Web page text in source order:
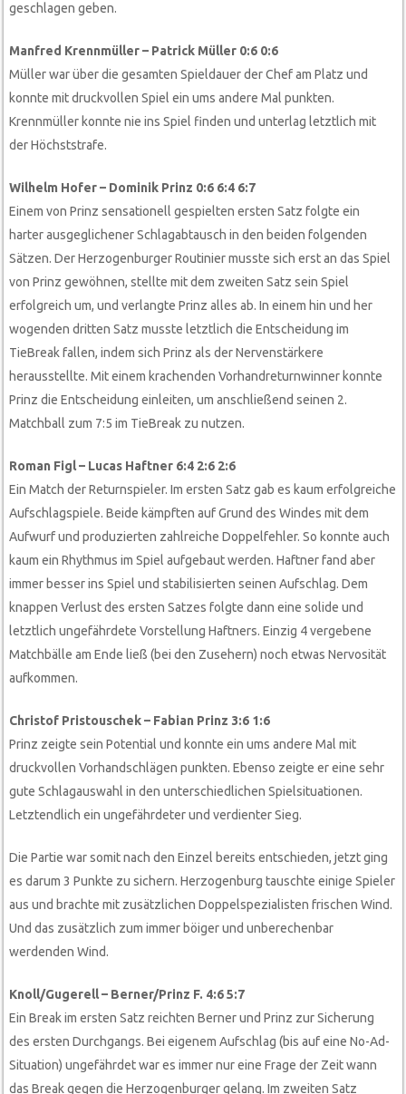
geschlagen geben.
Manfred Krennmüller – Patrick Müller 0:6 0:6
Müller war über die gesamten Spieldauer der Chef am Platz und
konnte mit druckvollen Spiel ein ums andere Mal punkten.
Krennmüller konnte nie ins Spiel finden und unterlag letztlich mit
der Höchststrafe.
Wilhelm Hofer – Dominik Prinz 0:6 6:4 6:7
Einem von Prinz sensationell gespielten ersten Satz folgte ein
harter ausgeglichener Schlagabtausch in den beiden folgenden
Sätzen. Der Herzogenburger Routinier musste sich erst an das Spiel
von Prinz gewöhnen, stellte mit dem zweiten Satz sein Spiel
erfolgreich um, und verlangte Prinz alles ab. In einem hin und her
wogenden dritten Satz musste letztlich die Entscheidung im
TieBreak fallen, indem sich Prinz als der Nervenstärkere
herausstellte. Mit einem krachenden Vorhandreturnwinner konnte
Prinz die Entscheidung einleiten, um anschließend seinen 2.
Matchball zum 7:5 im TieBreak zu nutzen.
Roman Figl – Lucas Haftner 6:4 2:6 2:6
Ein Match der Returnspieler. Im ersten Satz gab es kaum erfolgreiche
Aufschlagspiele. Beide kämpften auf Grund des Windes mit dem
Aufwurf und produzierten zahlreiche Doppelfehler. So konnte auch
kaum ein Rhythmus im Spiel aufgebaut werden. Haftner fand aber
immer besser ins Spiel und stabilisierten seinen Aufschlag. Dem
knappen Verlust des ersten Satzes folgte dann eine solide und
letztlich ungefährdete Vorstellung Haftners. Einzig 4 vergebene
Matchbälle am Ende ließ (bei den Zusehern) noch etwas Nervosität
aufkommen.
Christof Pristouschek – Fabian Prinz 3:6 1:6
Prinz zeigte sein Potential und konnte ein ums andere Mal mit
druckvollen Vorhandschlägen punkten. Ebenso zeigte er eine sehr
gute Schlagauswahl in den unterschiedlichen Spielsituationen.
Letztendlich ein ungefährdeter und verdienter Sieg.
Die Partie war somit nach den Einzel bereits entschieden, jetzt ging
es darum 3 Punkte zu sichern. Herzogenburg tauschte einige Spieler
aus und brachte mit zusätzlichen Doppelspezialisten frischen Wind.
Und das zusätzlich zum immer böiger und unberechenbar
werdenden Wind.
Knoll/Gugerell – Berner/Prinz F. 4:6 5:7
Ein Break im ersten Satz reichten Berner und Prinz zur Sicherung
des ersten Durchgangs. Bei eigenem Aufschlag (bis auf eine No-Ad-
Situation) ungefährdet war es immer nur eine Frage der Zeit wann
das Break gegen die Herzogenburger gelang. Im zweiten Satz